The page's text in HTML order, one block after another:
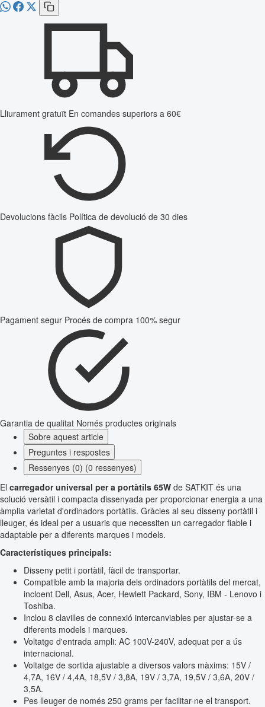
Lliurament gratuït En comandes superiors a 60€
Devolucions fàcils Política de devolució de 30 dies
Pagament segur Procés de compra 100% segur
Garantia de qualitat Només productes originals
Sobre aquest article
Preguntes i respostes
Ressenyes (0) (0 ressenyes)
El carregador universal per a portàtils 65W de SATKIT és una
solució versàtil i compacta dissenyada per proporcionar energia a una
àmplia varietat d'ordinadors portàtils. Gràcies al seu disseny portàtil i
lleuger, és ideal per a usuaris que necessiten un carregador fiable i
adaptable per a diferents marques i models.
Característiques principals:
Disseny petit i portàtil, fàcil de transportar.
Compatible amb la majoria dels ordinadors portàtils del mercat,
incloent Dell, Asus, Acer, Hewlett Packard, Sony, IBM - Lenovo i
Toshiba.
Inclou 8 clavilles de connexió intercanviables per ajustar-se a
diferents models i marques.
Voltatge d'entrada ampli: AC 100V-240V, adequat per a ús
internacional.
Voltatge de sortida ajustable a diversos valors màxims: 15V /
4,7A, 16V / 4,4A, 18,5V / 3,8A, 19V / 3,7A, 19,5V / 3,6A, 20V /
3,5A.
Pes lleuger de només 250 grams per facilitar-ne el transport.